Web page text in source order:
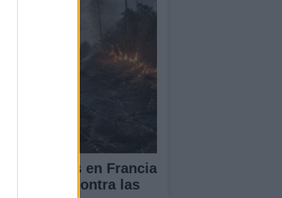
forestales en Francia
la lucha contra las